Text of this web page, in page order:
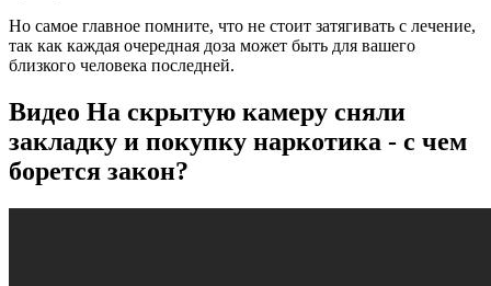
Но самое главное помните, что не стоит затягивать с лечение,
так как каждая очередная доза может быть для вашего
близкого человека последней.
Видео На скрытую камеру сняли
закладку и покупку наркотика - с чем
борется закон?